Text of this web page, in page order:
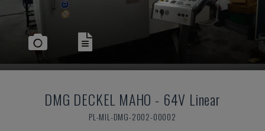
DMG DECKEL MAHO - 64V Linear
PL-MIL-DMG-2002-00002